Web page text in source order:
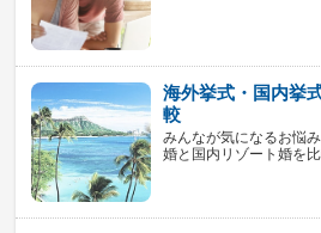
海外挙式・国内挙
較
みんなが気になるお悩
婚と国内リゾート婚を